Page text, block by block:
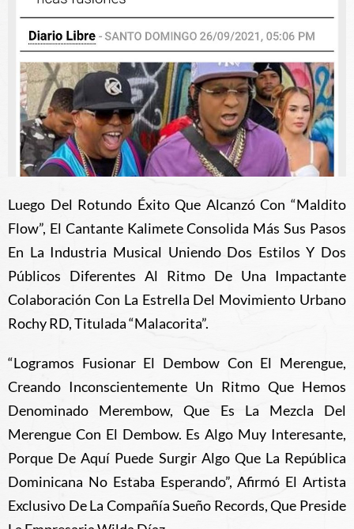
Luego Del Rotundo Éxito Que Alcanzó Con “Maldito
Flow”, El Cantante Kalimete Consolida Más Sus Pasos
En La Industria Musical Uniendo Dos Estilos Y Dos
Públicos Diferentes Al Ritmo De Una Impactante
Colaboración Con La Estrella Del Movimiento Urbano
Rochy RD, Titulada “Malacorita”.
“Logramos Fusionar El Dembow Con El Merengue,
Creando Inconscientemente Un Ritmo Que Hemos
Denominado Merembow, Que Es La Mezcla Del
Merengue Con El Dembow. Es Algo Muy Interesante,
Porque De Aquí Puede Surgir Algo Que La República
Dominicana No Estaba Esperando”, Afirmó El Artista
Exclusivo De La Compañía Sueño Records, Que Preside